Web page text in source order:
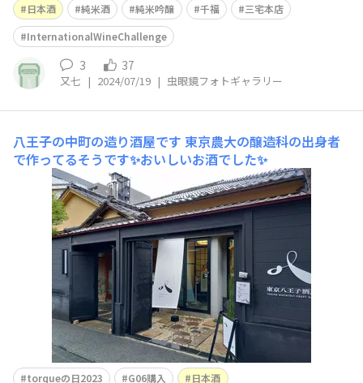
日本酒 純米酒 純米吟醸 千福
三宅本店
InternationalWineChallenge
3 37
又七 | 2024/07/19 | 虫眼鏡フォトギャラリー
八王子の中町の造り酒屋です 東京農大の醸造科の出身者
で作ってるそうです✨おいしいお酒でした✨
torqueの日2023 G06購入 日本酒